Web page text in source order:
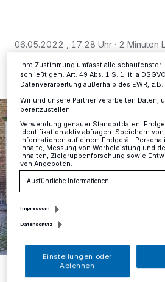
06.05.2022 , 17:28 Uhr 2 Minuten
Ein Schmuckstück mit Wechselrahmen an
zur Zeit Bilder von Grundschülern das
Ihre Einstellungen gelten innerhalb unseres
Informationen finden Sie in unserer
Ihre Zustimmung umfasst alle
schließt gem. Art. 49 Abs. 1 S. 1 lit. a
Datenverarbeitung außerhalb des EWR,
Wir und unsere Partner verarbeiten Daten,
bereitzustellen:
Verwendung genauer Standortdaten.
Identifikation aktiv abfragen. Speichern
Informationen auf einem Endgerät.
Inhalte, Messung von Werbeleistung und
Inhalten, Zielgruppenforschung sowie
von Angeboten.
Ausführliche Informationen
Impressum
Datenschutz
Einstellungen oder
Ablehnen